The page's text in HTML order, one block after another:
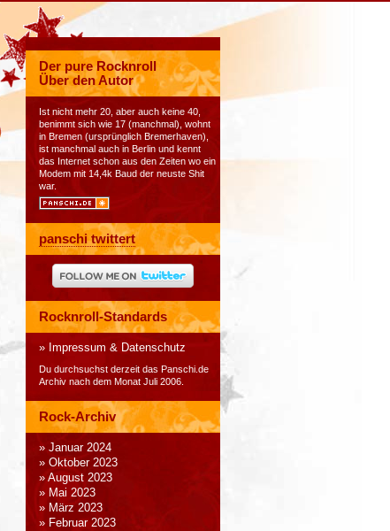
Der pure Rocknroll
Über den Autor
Ist nicht mehr 20, aber auch keine 40,
benimmt sich wie 17 (manchmal), wohnt
in Bremen (ursprünglich Bremerhaven),
ist manchmal auch in Berlin und kennt
das Internet schon aus den Zeiten wo ein
Modem mit 14,4k Baud der neuste Shit
war.
panschi twittert
Rocknroll-Standards
Impressum & Datenschutz
Du durchsuchst derzeit das Panschi.de
Archiv nach dem Monat Juli 2006.
Rock-Archiv
Januar 2024
Oktober 2023
August 2023
Mai 2023
März 2023
Februar 2023